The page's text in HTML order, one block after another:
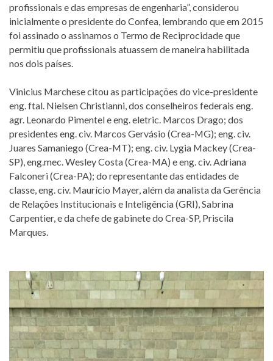
profissionais e das empresas de engenharia”, considerou
inicialmente o presidente do Confea, lembrando que em 2015
foi assinado o assinamos o Termo de Reciprocidade que
permitiu que profissionais atuassem de maneira habilitada
nos dois países.
Vinicius Marchese citou as participações do vice-presidente
eng. ftal. Nielsen Christianni, dos conselheiros federais eng.
agr. Leonardo Pimentel e eng. eletric. Marcos Drago; dos
presidentes eng. civ. Marcos Gervásio (Crea-MG); eng. civ.
Juares Samaniego (Crea-MT); eng. civ. Lygia Mackey (Crea-
SP), eng.mec. Wesley Costa (Crea-MA) e eng. civ. Adriana
Falconeri (Crea-PA); do representante das entidades de
classe, eng. civ. Maurício Mayer, além da analista da Gerência
de Relações Institucionais e Inteligência (GRI), Sabrina
Carpentier, e da chefe de gabinete do Crea-SP, Priscila
Marques.